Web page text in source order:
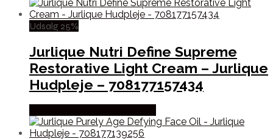
Udsalg 25%
Jurlique Nutri Define Supreme
Restorative Light Cream – Jurlique
Hudpleje – 708177157434